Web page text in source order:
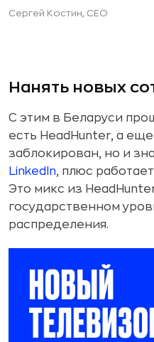
Сергей Костин, CEO
Нанять новых
С этим в Беларуси
есть HeadHunter, а
заблокирован, но и
LinkedIn, плюс
Это микс из
государственном
распределения.